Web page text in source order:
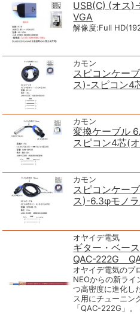
USB(C) (オス
VGA
解像度:Full
カモン
スピコンケー
ス)-スピコン
カモン
変換ケーブル
スピコン4芯(
カモン
スピコンケー
ス)-6.3φモノ
オヤイデ電気
ギター・ベー
QAC-222G
オヤイデ電気のプ
NEOからの新ラ
つ高密度に進化し
ス用にチューニン
「QAC-222G」。